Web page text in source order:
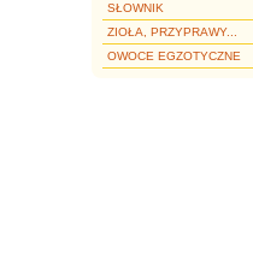
SŁOWNIK
ZIOŁA, PRZYPRAWY...
OWOCE EGZOTYCZNE